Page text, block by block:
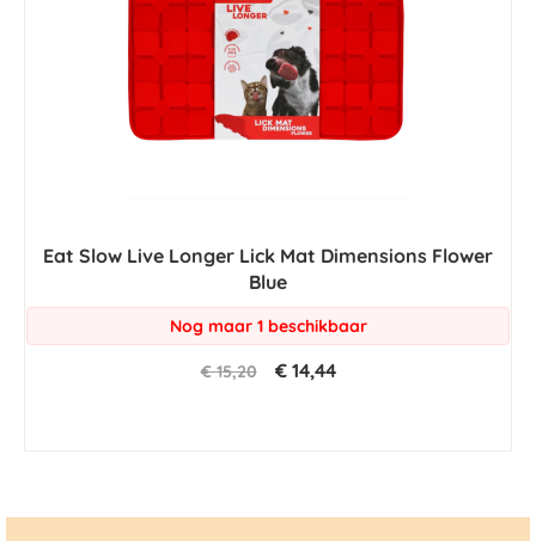
Eat Slow Live Longer Lick Mat Dimensions Flower
Blue
Nog maar 1 beschikbaar
€ 15,20 € 14,44